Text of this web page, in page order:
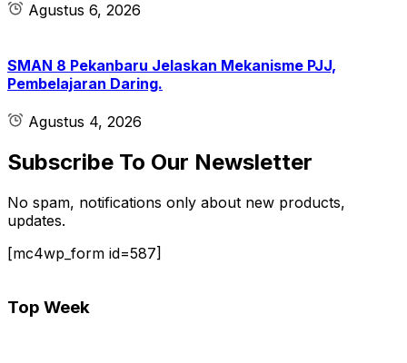
Agustus 6, 2026
SMAN 8 Pekanbaru Jelaskan Mekanisme PJJ,
Pembelajaran Daring.
Agustus 4, 2026
Subscribe To Our Newsletter
No spam, notifications only about new products,
updates.
[mc4wp_form id=587]
Top Week